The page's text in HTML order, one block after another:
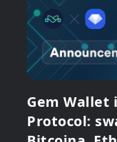
Gem Wallet
Protocol: